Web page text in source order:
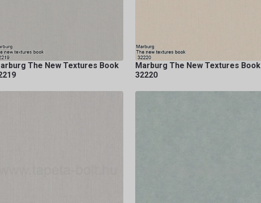
The New Textures Book
Marburg The New Textures Book
32220